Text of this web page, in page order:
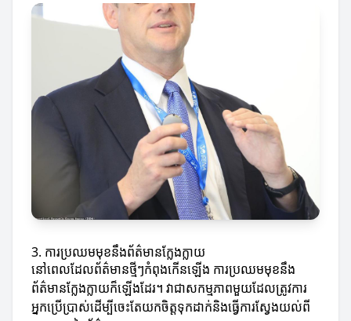
3. ការប្រឈមមុខនឹងព័ត៌មានក្លែងក្លាយ
នៅពេលដែលព័ត៌មានថ្មីៗកំពុងកើនឡើង ការប្រឈមមុខនឹង
ព័ត៌មានក្លែងក្លាយក៏ឡើងដែរ។ វា​ជា​សកម្មភាព​មួយ​ដែលត្រូវការ
អ្នកប្រើប្រាស់ដើម្បីចេះតែយកចិត្តទុកដាក់និងធ្វើការស្វែងយល់ពី